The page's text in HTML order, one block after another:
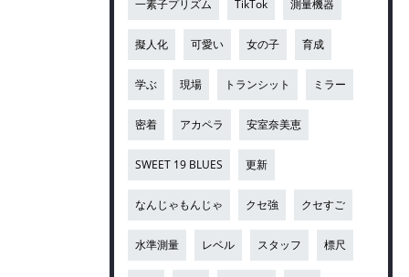
一素子プリズム TikTok 測量機器
擬人化 可愛い 女の子 育成
学ぶ 現場 トランシット ミラー
密着 アカペラ 安室奈美恵
SWEET 19 BLUES 更新
なんじゃもんじゃ クセ強 クセすご
水準測量 レベル スタッフ 標尺